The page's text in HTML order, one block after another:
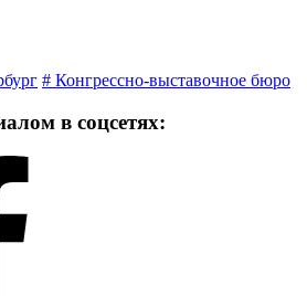
# Конгрессно-выставочное бюро
в соцсетях: